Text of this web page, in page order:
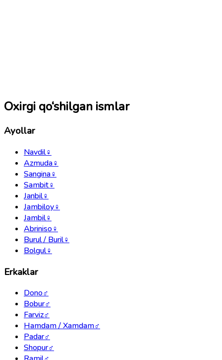
Oxirgi qo‘shilgan ismlar
Ayollar
Navdil♀
Azmuda♀
Sangina♀
Sambit♀
Janbil♀
Jambiloy♀
Jambil♀
Abriniso♀
Burul / Buril♀
Bolgul♀
Erkaklar
Dono♂
Bobur♂
Farviz♂
Hamdam / Xamdam♂
Padar♂
Shopur♂